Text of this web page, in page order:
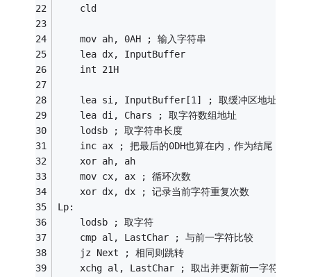
	cld
	mov ah, 0AH ; 输入字符串
	lea dx, InputBuffer
	int 21H
	lea si, InputBuffer[1] ; 取缓冲区地址
	lea di, Chars ; 取字符数组地址
	lodsb ; 取字符串长度
	inc ax ; 把最后的0DH也算在内，作为结尾
	xor ah, ah
	mov cx, ax ; 循环次数
	xor dx, dx ; 记录当前字符重复次数
Lp:
	lodsb ; 取字符
	cmp al, LastChar ; 与前一字符比较
	jz Next ; 相同则跳转
	xchg al, LastChar ; 取出并更新前一字符